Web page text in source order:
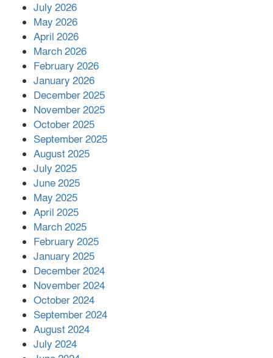
পর ফোন তারেক রহমানের,গ্যাস সঙ্কট
সহায়তা দিলেন সাচিং প্রু জেরী
July 2026
May 2026
April 2026
March 2026
February 2026
January 2026
December 2025
November 2025
October 2025
September 2025
August 2025
July 2025
June 2025
May 2025
April 2025
March 2025
February 2025
January 2025
December 2024
November 2024
October 2024
September 2024
August 2024
July 2024